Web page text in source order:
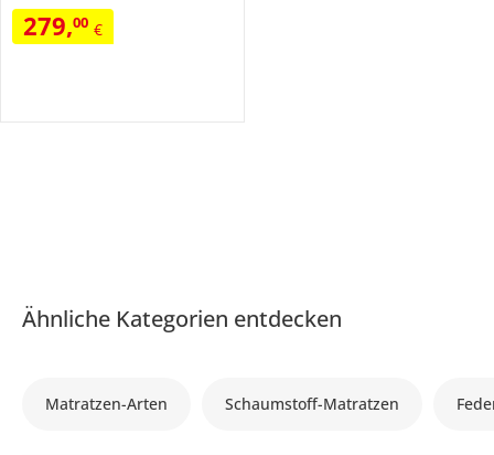
279,00 €
Ähnliche Kategorien entdecken
Matratzen-Arten Schaumstoff-Matratzen